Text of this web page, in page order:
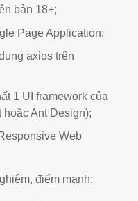
bản 18+;
Page Application;
axios trên
1 UI framework của
hoặc Ant Design);
Web
điểm mạnh: